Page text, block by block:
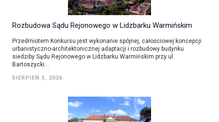
Rozbudowa Sądu Rejonowego w Lidzbarku Warmińskim
Przedmiotem Konkursu jest wykonanie spójnej, całościowej koncepcji
urbanistyczno-architektonicznej adaptacji i rozbudowy budynku
siedziby Sądu Rejonowego w Lidzbarku Warmińskim przy ul.
Bartoszycki...
SIERPIEŃ 3, 2026